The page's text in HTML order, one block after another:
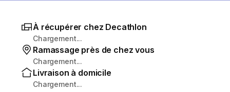
À récupérer chez Decathlon
Chargement...
Ramassage près de chez vous
Chargement...
Livraison à domicile
Chargement...